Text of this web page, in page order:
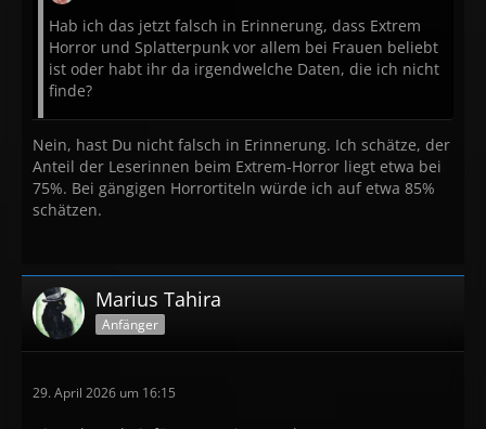
Hab ich das jetzt falsch in Erinnerung, dass Extrem
Horror und Splatterpunk vor allem bei Frauen beliebt
ist oder habt ihr da irgendwelche Daten, die ich nicht
finde?
Nein, hast Du nicht falsch in Erinnerung. Ich schätze, der
Anteil der Leserinnen beim Extrem-Horror liegt etwa bei
75%. Bei gängigen Horrortiteln würde ich auf etwa 85%
schätzen.
Marius Tahira
Anfänger
29. April 2026 um 16:15